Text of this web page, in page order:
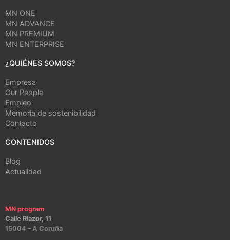
MN ONE
MN ADVANCE
MN PREMIUM
MN ENTERPRISE
¿QUIÉNES SOMOS?
Empresa
Our People
Empleo
Memoria de sostenibilidad
Contacto
CONTENIDOS
Blog
Actualidad
MN program
Calle Riazor, 11
15004 – A Coruña